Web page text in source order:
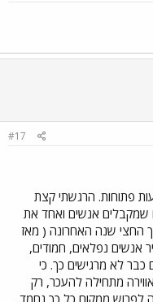
#17
פתוחות. הרגשתי קצת
שמקבלים אנשים ואחד את
החצי שנה האחרונה ( מאז
אנשים נפלאים, חמודים,
לא מרגישים כך. כי
מתחילה להעכר, רק
לפרוש ממקום כל כך נחמד,